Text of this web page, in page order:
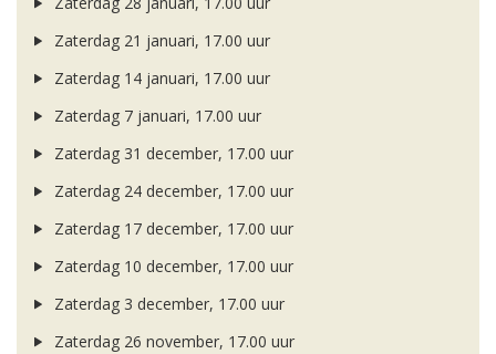
Zaterdag 21 januari, 17.00 uur
Zaterdag 14 januari, 17.00 uur
Zaterdag 7 januari, 17.00 uur
Zaterdag 31 december, 17.00 uur
Zaterdag 24 december, 17.00 uur
Zaterdag 17 december, 17.00 uur
Zaterdag 10 december, 17.00 uur
Zaterdag 3 december, 17.00 uur
Zaterdag 26 november, 17.00 uur